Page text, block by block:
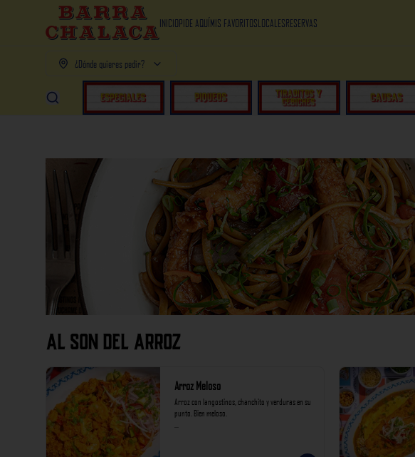
INICIOPIDE AQUÍMIS FAVORITOSLOCALESRESERVAS
¿Dónde quieres pedir?
AL SON DEL ARROZ
Arroz Meloso
Arroz con langostinos, chanchito y verduras en su
punto. Bien meloso.